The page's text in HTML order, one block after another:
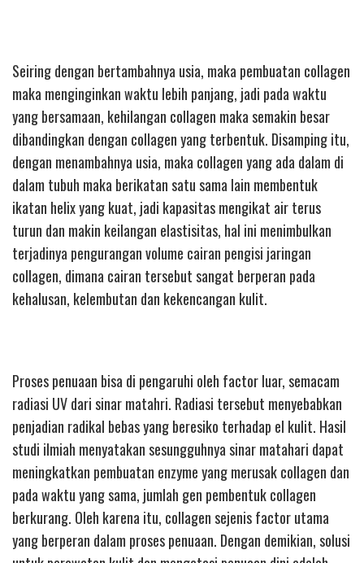
Seiring dengan bertambahnya usia, maka pembuatan collagen
maka menginginkan waktu lebih panjang, jadi pada waktu
yang bersamaan, kehilangan collagen maka semakin besar
dibandingkan dengan collagen yang terbentuk. Disamping itu,
dengan menambahnya usia, maka collagen yang ada dalam di
dalam tubuh maka berikatan satu sama lain membentuk
ikatan helix yang kuat, jadi kapasitas mengikat air terus
turun dan makin keilangan elastisitas, hal ini menimbulkan
terjadinya pengurangan volume cairan pengisi jaringan
collagen, dimana cairan tersebut sangat berperan pada
kehalusan, kelembutan dan kekencangan kulit.
Proses penuaan bisa di pengaruhi oleh factor luar, semacam
radiasi UV dari sinar matahri. Radiasi tersebut menyebabkan
penjadian radikal bebas yang beresiko terhadap el kulit. Hasil
studi ilmiah menyatakan sesungguhnya sinar matahari dapat
meningkatkan pembuatan enzyme yang merusak collagen dan
pada waktu yang sama, jumlah gen pembentuk collagen
berkurang. Oleh karena itu, collagen sejenis factor utama
yang berperan dalam proses penuaan. Dengan demikian, solusi